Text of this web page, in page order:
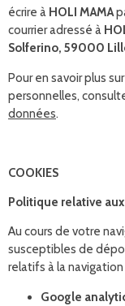
écrire à HOLI MAMA
courrier adressé à
Solferino, 59000
Pour en savoir plus
personnelles,
données.
COOKIES
Politique relative
Au cours de votre
susceptibles de
relatifs à la
Google